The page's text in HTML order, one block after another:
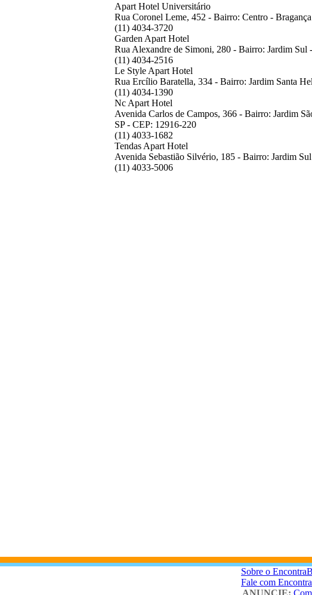
Apart Hotel Universitário
Rua Coronel Leme, 452 - Bairro: Centro -
(11) 4034-3720
Garden Apart Hotel
Rua Alexandre de Simoni, 280 - Bairro: Jardim Sul
(11) 4034-2516
Le Style Apart Hotel
Rua Ercílio Baratella, 334 - Bairro: Jardim Santa
(11) 4034-1390
Nc Apart Hotel
Avenida Carlos de Campos, 366 - Bairro: Jardim
SP - CEP: 12916-220
(11) 4033-1682
Tendas Apart Hotel
Avenida Sebastião Silvério, 185 - Bairro: Jardim
(11) 4033-5006
Sobre o
Fale com
ANUNCIE: